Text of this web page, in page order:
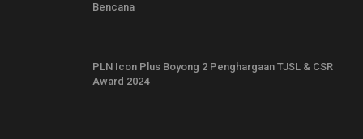
Bencana
PLN Icon Plus Boyong 2 Penghargaan TJSL & CSR
Award 2024